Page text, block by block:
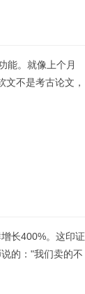
能。就像上个月
不是考古论文，
长400%。这印证
的："我们卖的不